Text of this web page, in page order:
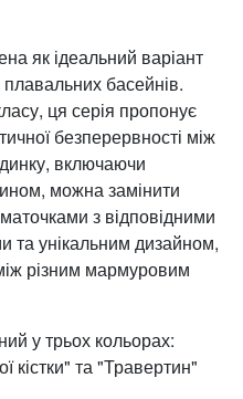
як ідеальний варіант
плавальних басейнів.
ця серія пропонує
безперервності між
включаючи
можна замінити
з відповідними
та унікальним дизайном,
різним мармуровим
у трьох кольорах:
кістки" та "Травертин"